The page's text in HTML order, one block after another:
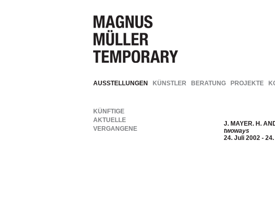
AUSSTELLUNGEN KÜNSTLER BERATUNG PROJEKTE
KÜNFTIGE
AKTUELLE
VERGANGENE
J. MAYER. H.
twoways
24. Juli 2002 -